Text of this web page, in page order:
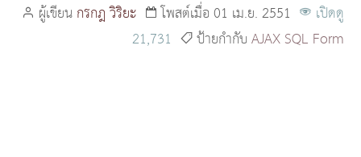
ผู้เขียนกรกฎ วิริยะ โพสต์เมื่อ 01 เม.ย. 2551
เปิดดู
21,731
ป้ายกำกับAJAX SQL Form